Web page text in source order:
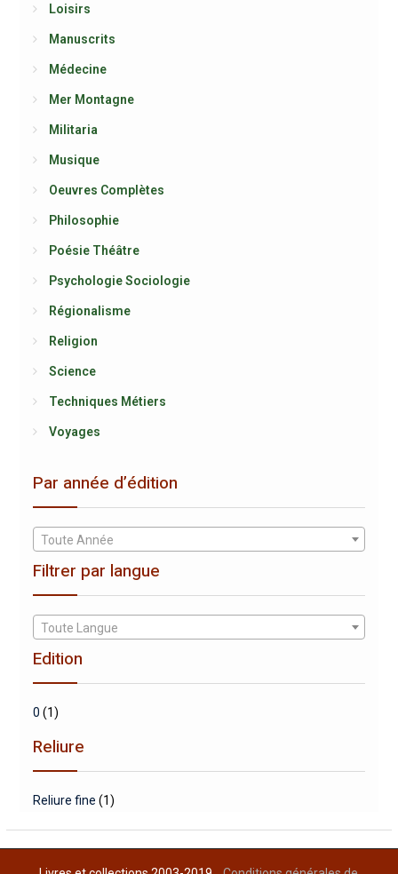
Loisirs
Manuscrits
Médecine
Mer Montagne
Militaria
Musique
Oeuvres Complètes
Philosophie
Poésie Théâtre
Psychologie Sociologie
Régionalisme
Religion
Science
Techniques Métiers
Voyages
Par année d’édition
Toute Année
Filtrer par langue
Toute Langue
Edition
0 (1)
Reliure
Reliure fine (1)